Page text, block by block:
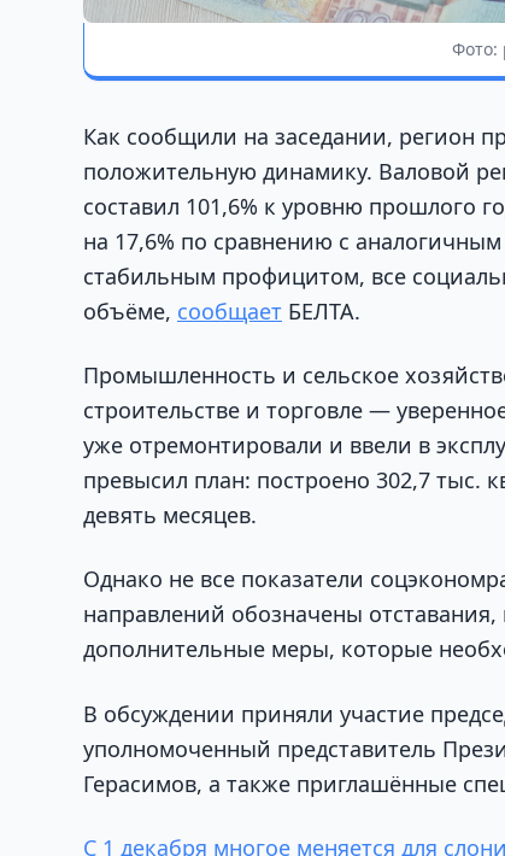
Фото:
Как сообщили на заседании, регион
положительную динамику. Валовой
составил 101,6% к уровню прошлого
на 17,6% по сравнению с
стабильным профицитом, все
объёме, сообщает БЕЛТА.
Промышленность и сельское
строительстве и торговле —
уже отремонтировали и ввели в
превысил план: построено 302,7 тыс.
девять месяцев.
Однако не все показатели
направлений обозначены
дополнительные меры, которые
В обсуждении приняли участие
уполномоченный представитель
Герасимов, а также приглашённые
С 1 декабря многое меняется для